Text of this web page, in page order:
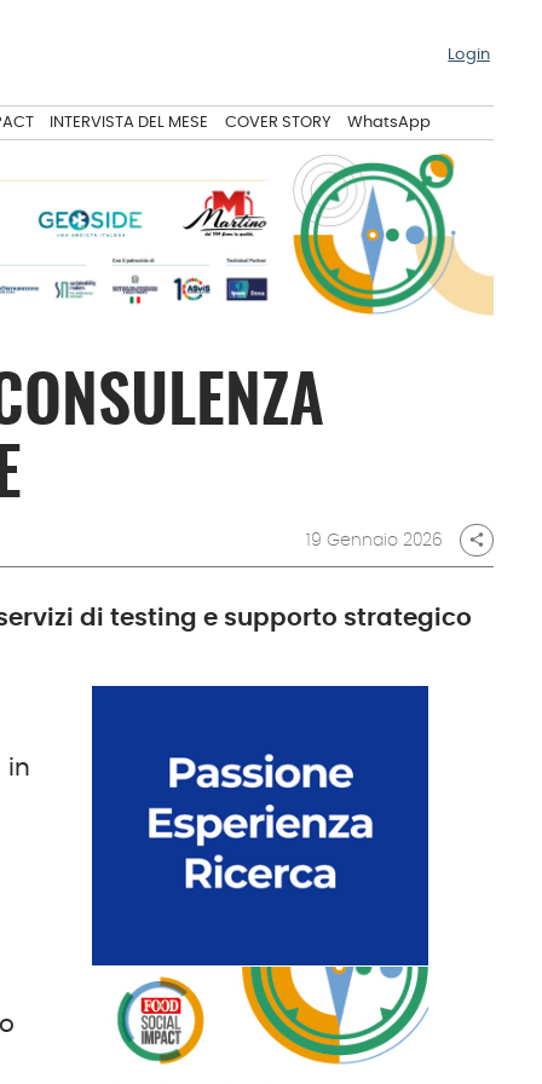
Login
INTERVISTA DEL MESE COVER STORY WhatsApp
19 Gennaio 2026 share
di testing e supporto strategico
in